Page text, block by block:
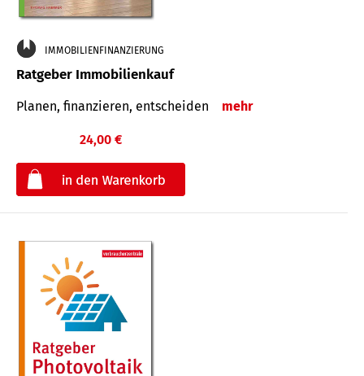
IMMOBILIENFINANZIERUNG
Ratgeber Immobilienkauf
Planen, finanzieren, entscheiden mehr
24,00 €